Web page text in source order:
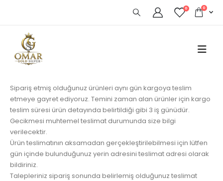
0 0
Sipariş etmiş olduğunuz ürünleri aynı gün kargoya teslim
etmeye gayret ediyoruz. Temini zaman alan ürünler için kargo
teslim süresi ürün detayında belirtildiği gibi 3 iş günüdür.
Gecikmesi muhtemel teslimat durumunda size bilgi
verilecektir.
Ürün teslimatının aksamadan gerçekleştirilebilmesi için lütfen
gün içinde bulunduğunuz yerin adresini teslimat adresi olarak
bildiriniz.
Talepleriniz sipariş sonunda belirlemiş olduğunuz teslimat